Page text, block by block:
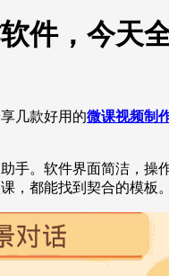
件，今天
几款好用的微课视频制
手。软件界面简洁，
，都能找到契合的模板。